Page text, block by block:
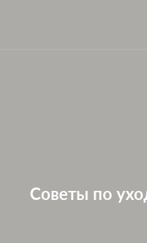
Советы по